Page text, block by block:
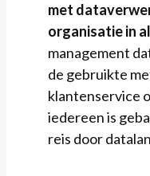
met
organisatie in
management
de gebruikte
klantenservice
iedereen is
reis door